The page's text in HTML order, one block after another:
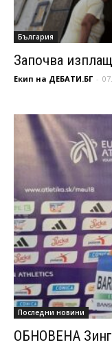
България
Започва
Екип на ДЕБАТИ.БГ -
Последни новини
ОБНОВЕНА